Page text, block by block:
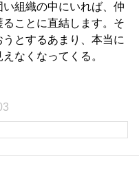
組織の中にいれば、仲
ことに直結します。そ
とするあまり、本当に
なくなってくる。